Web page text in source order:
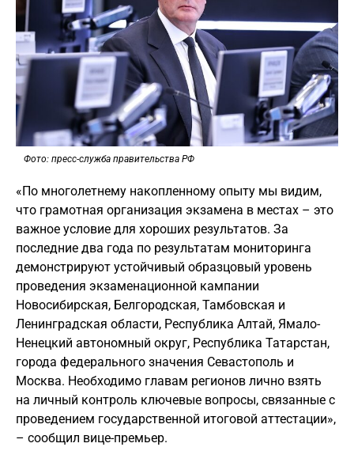
Фото: пресс-служба правительства РФ
«По многолетнему накопленному опыту мы видим,
что грамотная организация экзамена в местах – это
важное условие для хороших результатов. За
последние два года по результатам мониторинга
демонстрируют устойчивый образцовый уровень
проведения экзаменационной кампании
Новосибирская, Белгородская, Тамбовская и
Ленинградская области, Республика Алтай, Ямало-
Ненецкий автономный округ, Республика Татарстан,
города федерального значения Севастополь и
Москва. Необходимо главам регионов лично взять
на личный контроль ключевые вопросы, связанные с
проведением государственной итоговой аттестации»,
– сообщил вице-премьер.